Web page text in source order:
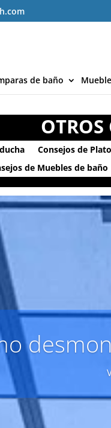
de baño
OTROS
Consejos de
de Muebles de baño